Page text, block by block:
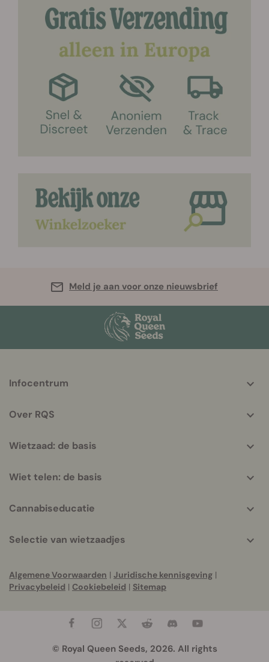
Meld je aan voor onze nieuwsbrief
helpful
Infocentrum
Over RQS
Wietzaad: de basis
Wiet telen: de basis
Cannabiseducatie
Selectie van wietzaadjes
Algemene Voorwaarden | Juridische kennisgeving |
Privacybeleid | Cookiebeleid | Sitemap
© Royal Queen Seeds, 2026. All rights